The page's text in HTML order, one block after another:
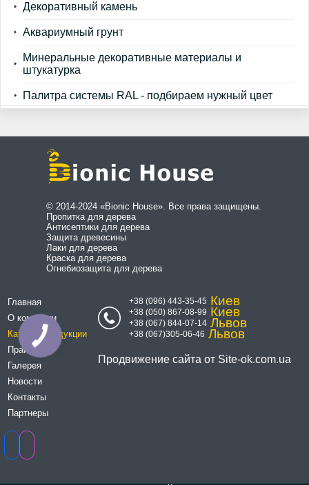
Декоративный камень
Аквариумный грунт
Минеральные декоративные материалы и
штукатурка
Палитра системы RAL - подбираем нужный цвет
© 2014-2024 «Bionic House». Все права защищены.
Пропитка для дерева
Антисептики для дерева
Защита древесины
Лаки для дерева
Краска для дерева
Огнебиозащита для дерева
Главная
О компании
Каталог продукции
Прайсы
Галерея
Новости
Контакты
Партнеры
+38 (096) 443-35-45 Киев
+38 (050) 867-08-99 Киев
+38 (067) 844-07-14 Львов
+38 (067)305-06-46 Львов
Продвижение сайта от Site-ok.com.ua
КНОПКА
СВЯЗИ